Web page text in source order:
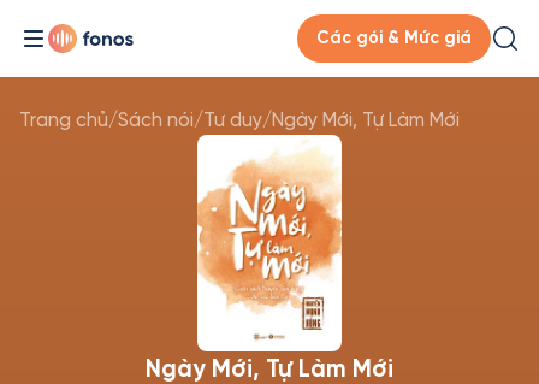
Các gói & Mức giá
Trang chủ/Sách nói/Tư duy/Ngày Mới, Tự Làm Mới
Ngày Mới, Tự Làm Mới